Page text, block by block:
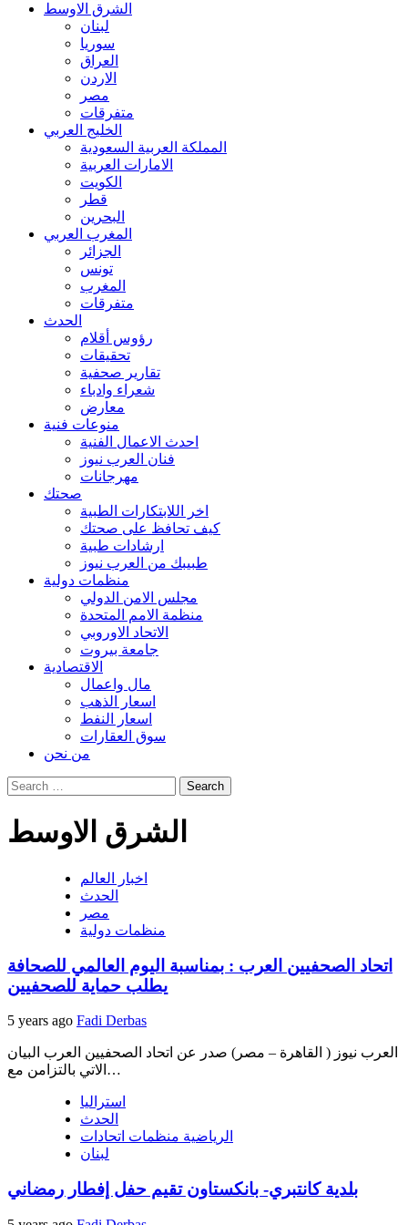
الشرق الاوسط
لبنان
سوريا
العراق
الاردن
مصر
متفرقات
الخليج العربي
المملكة العربية السعودية
الامارات العربية
الكويت
قطر
البحرين
المغرب العربي
الجزائر
تونس
المغرب
متفرقات
الحدث
رؤوس أقلام
تحقيقات
تقارير صحفية
شعراء وادباء
معارض
منوعات فنية
احدث الاعمال الفنية
فنان العرب نيوز
مهرجانات
صحتك
اخر اللابتكارات الطبية
كيف تحافظ على صحتك
ارشادات طبية
طبيبك من العرب نيوز
منظمات دولية
مجلس الامن الدولي
منظمة الامم المتحدة
الاتحاد الاوروبي
جامعة بيروت
الاقتصادية
مال واعمال
اسعار الذهب
اسعار النفط
سوق العقارات
من نحن
Search
for:
الشرق الاوسط
اخبار العالم
الحدث
مصر
منظمات دولية
اتحاد الصحفيين العرب : بمناسبة اليوم العالمي للصحافة
يطلب حماية للصحفيين
5 years ago Fadi Derbas
العرب نيوز ( القاهرة – مصر) صدر عن اتحاد الصحفيين العرب البيان
الاتي بالتزامن مع…
استراليا
الحدث
الرياضية منظمات اتحادات
لبنان
بلدية كانتبري- بانكستاون تقيم حفل إفطار رمضاني